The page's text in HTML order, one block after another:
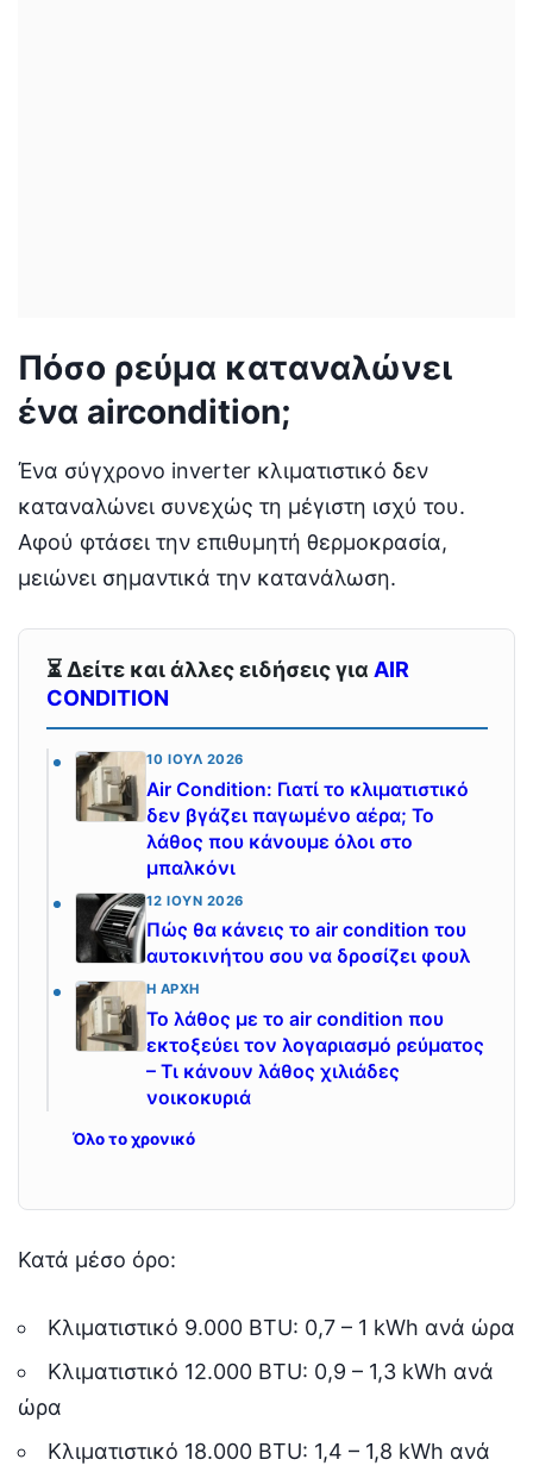
Πόσο ρεύμα καταναλώνει
ένα aircondition;
Ένα σύγχρονο inverter κλιματιστικό δεν
καταναλώνει συνεχώς τη μέγιστη ισχύ του.
Αφού φτάσει την επιθυμητή θερμοκρασία,
μειώνει σημαντικά την κατανάλωση.
⏳ Δείτε και άλλες ειδήσεις για AIR
CONDITION
10 ΙΟΎΛ 2026
Air Condition: Γιατί το κλιματιστικό
δεν βγάζει παγωμένο αέρα; Το
λάθος που κάνουμε όλοι στο
μπαλκόνι
12 ΙΟΎΝ 2026
Πώς θα κάνεις το air condition του
αυτοκινήτου σου να δροσίζει φουλ
Η ΑΡΧΉ
Το λάθος με το air condition που
εκτοξεύει τον λογαριασμό ρεύματος
– Τι κάνουν λάθος χιλιάδες
νοικοκυριά
Όλο το χρονικό
Κατά μέσο όρο:
Κλιματιστικό 9.000 BTU: 0,7 – 1 kWh ανά ώρα
Κλιματιστικό 12.000 BTU: 0,9 – 1,3 kWh ανά
ώρα
Κλιματιστικό 18.000 BTU: 1,4 – 1,8 kWh ανά